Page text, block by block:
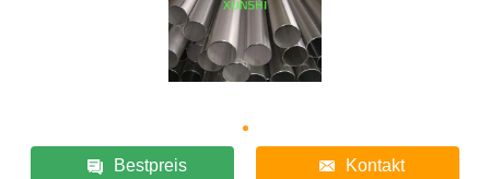
Bestpreis Kontakt